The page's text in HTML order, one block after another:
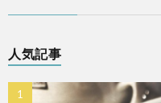
人気記事